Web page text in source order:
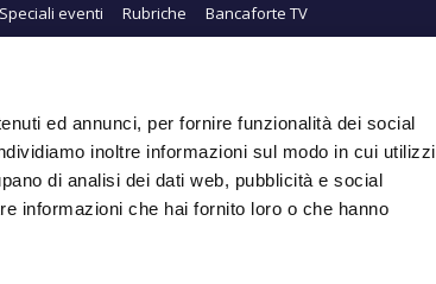
ed annunci, per fornire funzionalità dei social
inoltre informazioni sul modo in cui utilizzi
di analisi dei dati web, pubblicità e social
informazioni che hai fornito loro o che hanno
Speciali eventi Rubriche Bancaforte TV
Iscriviti alla Newsletter